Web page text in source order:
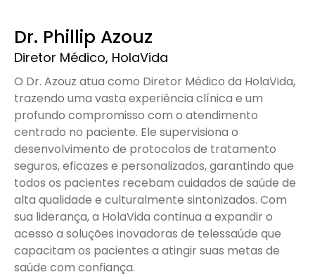
Dr. Phillip Azouz
Diretor Médico, HolaVida
O Dr. Azouz atua como Diretor Médico da HolaVida,
trazendo uma vasta experiência clínica e um
profundo compromisso com o atendimento
centrado no paciente. Ele supervisiona o
desenvolvimento de protocolos de tratamento
seguros, eficazes e personalizados, garantindo que
todos os pacientes recebam cuidados de saúde de
alta qualidade e culturalmente sintonizados. Com
sua liderança, a HolaVida continua a expandir o
acesso a soluções inovadoras de telessaúde que
capacitam os pacientes a atingir suas metas de
saúde com confiança.